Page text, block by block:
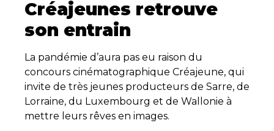
Créajeunes retrouve
son entrain
La pandémie d’aura pas eu raison du
concours cinématographique Créajeune, qui
invite de très jeunes producteurs de Sarre, de
Lorraine, du Luxembourg et de Wallonie à
mettre leurs rêves en images.